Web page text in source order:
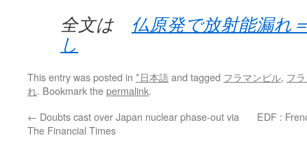
全文は 仏原発で放射能漏れ
し
This entry was posted in *日本語and tagged フラマンビル, フ
れ. Bookmark thepermalink.
← Doubts cast over Japan nuclear phase-out via
The Financial Times
EDF :